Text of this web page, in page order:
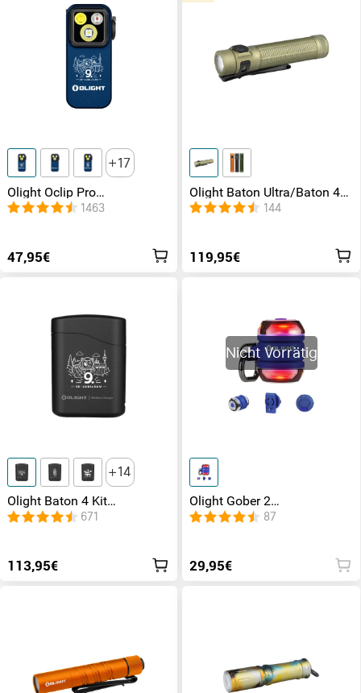
17
Olight Oclip Pro
multifunktionales Clip-Licht
mit drei Lichtquellen
1463
47,95€
Olight Baton Ultra/Baton 4
Pro EDC Zuhause
Outdooraktivitäten
144
119,95€
14
Olight Baton 4 Kit
aufladbare Taschenlampe
mit Ladecase
671
113,95€
Nicht Vorrätig
Olight Gober 2
Sicherheitslicht
87
29,95€